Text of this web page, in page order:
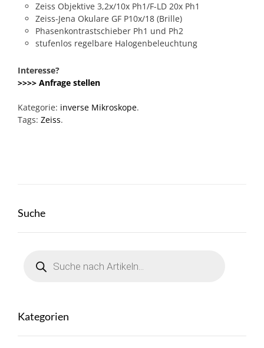
Zeiss Objektive 3,2x/10x Ph1/F-LD 20x Ph1
Zeiss-Jena Okulare GF P10x/18 (Brille)
Phasenkontrastschieber Ph1 und Ph2
stufenlos regelbare Halogenbeleuchtung
Interesse?
>>>> Anfrage stellen
Kategorie: inverse Mikroskope.
Tags: Zeiss.
Suche
search
Kategorien